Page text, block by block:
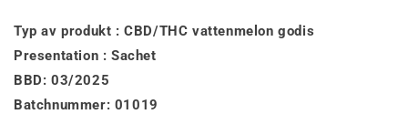
Typ av produkt : CBD/THC vattenmelon godis
Presentation : Sachet
BBD: 03/2025
Batchnummer: 01019